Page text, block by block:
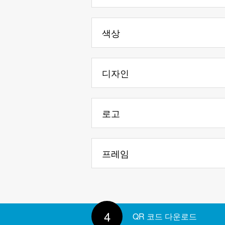
텍스트 색상
색상
디자인
로고
프레임
4 QR 코드 다운로드